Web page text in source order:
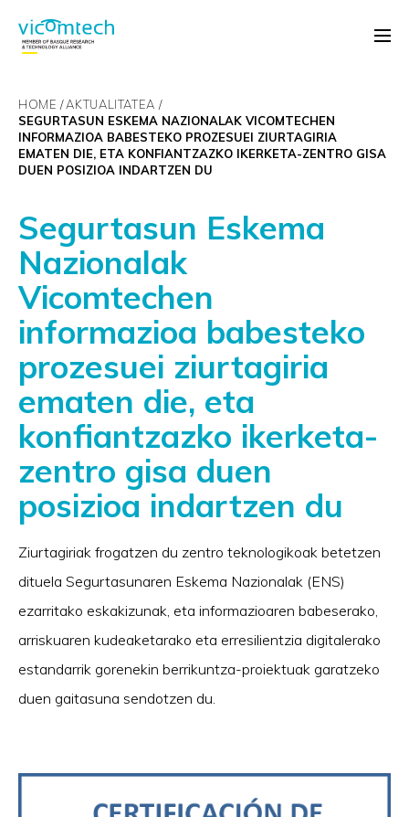
HOME
AKTUALITATEA
SEGURTASUN ESKEMA NAZIONALAK VICOMTECHEN
INFORMAZIOA BABESTEKO PROZESUEI ZIURTAGIRIA
EMATEN DIE, ETA KONFIANTZAZKO IKERKETA-ZENTRO GISA
DUEN POSIZIOA INDARTZEN DU
Segurtasun Eskema
Nazionalak
Vicomtechen
informazioa babesteko
prozesuei ziurtagiria
ematen die, eta
konfiantzazko ikerketa-
zentro gisa duen
posizioa indartzen du
Ziurtagiriak frogatzen du zentro teknologikoak betetzen
dituela Segurtasunaren Eskema Nazionalak (ENS)
ezarritako eskakizunak, eta informazioaren babeserako,
arriskuaren kudeaketarako eta erresilientzia digitalerako
estandarrik gorenekin berrikuntza-proiektuak garatzeko
duen gaitasuna sendotzen du.